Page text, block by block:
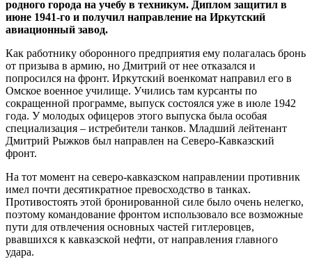
родного города на учебу в техникум. Диплом защитил в
июне 1941-го и получил направление на Иркутский
авиационный завод.
Как работнику оборонного предприятия ему полагалась бронь
от призыва в армию, но Дмитрий от нее отказался и
попросился на фронт. Иркутский военкомат направил его в
Омское военное училище. Учились там курсанты по
сокращенной программе, выпуск состоялся уже в июле 1942
года. У молодых офицеров этого выпуска была особая
специализация – истребители танков. Младший лейтенант
Дмитрий Рыжков был направлен на Северо-Кавказский
фронт.
На тот момент на северо-кавказском направлении противник
имел почти десятикратное превосходство в танках.
Противостоять этой бронированной силе было очень нелегко,
поэтому командование фронтом использовало все возможные
пути для отвлечения основных частей гитлеровцев,
рвавшихся к кавказской нефти, от направления главного
удара.